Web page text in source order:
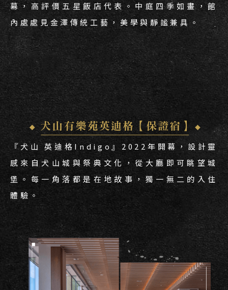
幕，高評價五星飯店代表。中庭四季如畫，館
內處處見金澤傳統工藝，美學與靜謐兼具。
『犬山 英迪格Indigo』2022年開幕，設計靈
感來自犬山城與祭典文化，從大廳即可眺望城
堡。每一角落都是在地故事，獨一無二的入住
體驗。